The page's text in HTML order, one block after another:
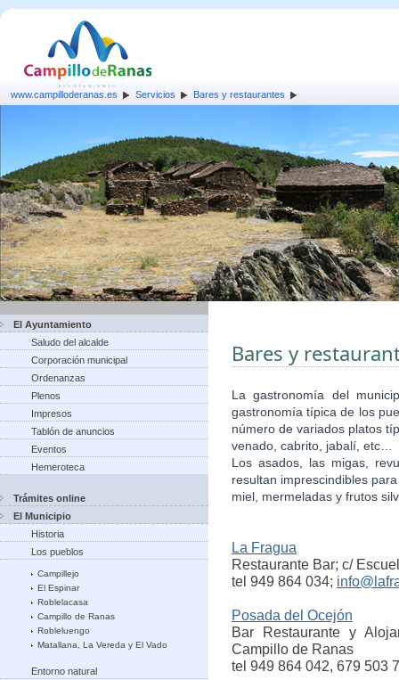
www.campilloderanas.es Servicios Bares y restaurantes
El Ayuntamiento
Saludo del alcalde
Corporación municipal
Ordenanzas
Plenos
Impresos
Tablón de anuncios
Eventos
Hemeroteca
Trámites online
El Municipio
Historia
Los pueblos
Campillejo
El Espinar
Roblelacasa
Campillo de Ranas
Robleluengo
Matallana, La Vereda y El Vado
Entorno natural
Bares y
La gastronomía del
gastronomía típica de los
número de variados platos
venado, cabrito, jabalí, etc…
Los asados, las migas,
resultan imprescindibles
miel, mermeladas y frutos
La Fragua
Restaurante Bar; c/
tel 949 864 034;
Posada del Ocejón
Bar
Restaurante y
Campillo de Ranas
tel 949 864 042, 679 503